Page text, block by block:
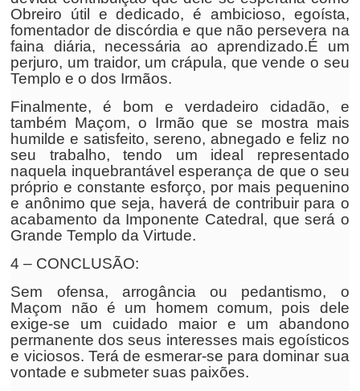
Obreiro útil e dedicado, é ambicioso, egoísta,
fomentador de discórdia e que não persevera na
faina diária, necessária ao aprendizado.É um
perjuro, um traidor, um crápula, que vende o seu
Templo e o dos Irmãos.
Finalmente, é bom e verdadeiro cidadão, e
também Maçom, o Irmão que se mostra mais
humilde e satisfeito, sereno, abnegado e feliz no
seu trabalho, tendo um ideal representado
naquela inquebrantável esperança de que o seu
próprio e constante esforço, por mais pequenino
e anônimo que seja, haverá de contribuir para o
acabamento da Imponente Catedral, que será o
Grande Templo da Virtude.
4 – CONCLUSÃO:
Sem ofensa, arrogância ou pedantismo, o
Maçom não é um homem comum, pois dele
exige-se um cuidado maior e um abandono
permanente dos seus interesses mais egoísticos
e viciosos. Terá de esmerar-se para dominar sua
vontade e submeter suas paixões.